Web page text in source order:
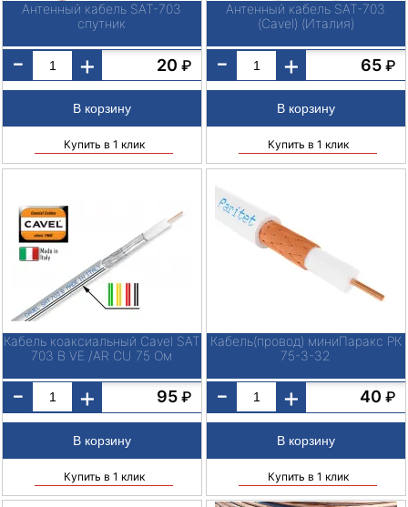
Антенный кабель SAT-703
спутник
- + 20 ₽
Купить в 1 клик
Антенный кабель SAT-703
(Cavel) (Италия)
- + 65 ₽
Купить в 1 клик
Кабель коаксиальный Cavel SAT
703 B VE /AR CU 75 Ом
- + 95 ₽
Купить в 1 клик
Кабель(провод) миниПаракс РК
75-3-32
- + 40 ₽
Купить в 1 клик